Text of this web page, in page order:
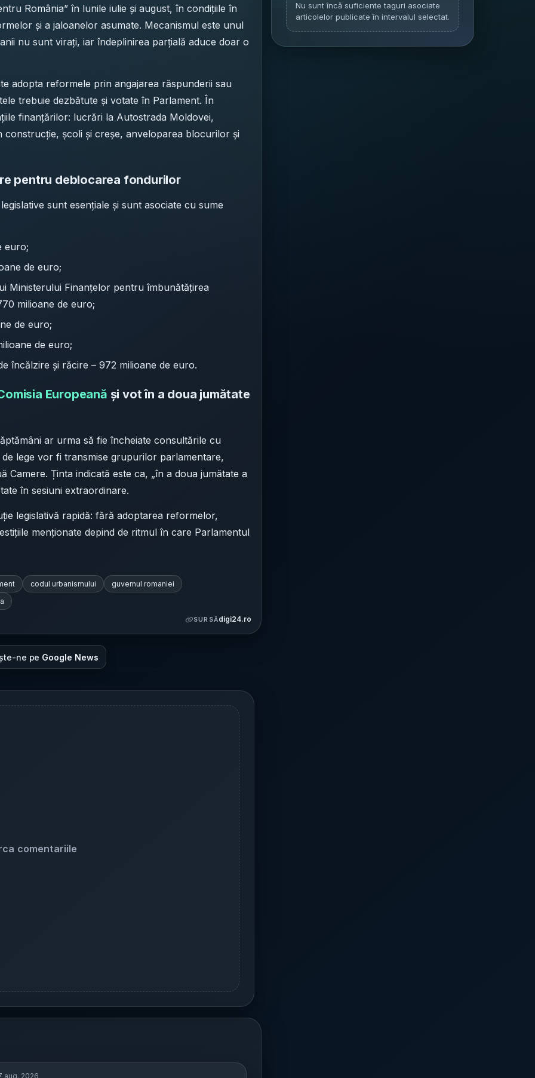
România” în lunile iulie și august, în condițiile în
și a jaloanelor asumate. Mecanismul este unul
nu sunt virați, iar îndeplinirea parțială aduce doar o
adopta reformele prin angajarea răspunderii sau
trebuie dezbătute și votate în Parlament. În
finanțărilor: lucrări la Autostrada Moldovei,
școli și creșe, anveloparea blocurilor și
pentru deblocarea fondurilor
sunt esențiale și sunt asociate cu sume
euro;
de euro;
Ministerului Finanțelor pentru îmbunătățirea
milioane de euro;
de euro;
de euro;
încălzire și răcire – 972 milioane de euro.
Europeană și vot în a doua jumătate
ar urma să fie încheiate consultările cu
lege vor fi transmise grupurilor parlamentare,
Ținta indicată este ca, „în a doua jumătate a
în sesiuni extraordinare.
legislativă rapidă: fără adoptarea reformelor,
menționate depind de ritmul în care Parlamentul
codul urbanismului
guvernul romaniei
SURSĂdigi24.ro
ne pe Google News
comentariile
aug. 2026
Nu sunt încă suficiente taguri asociate
articolelor publicate în intervalul selectat.